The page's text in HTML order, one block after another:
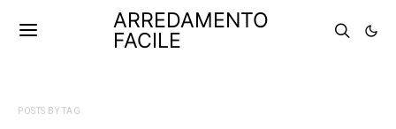
ARREDAMENTO
FACILE
POSTS BY TAG